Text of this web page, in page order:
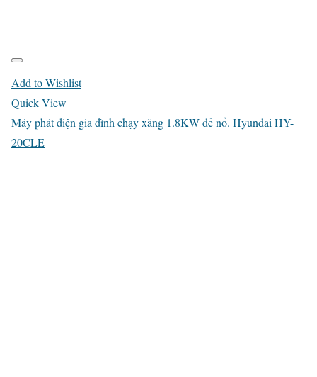
Add to Wishlist
Quick View
Máy phát điện gia đình chạy xăng 1.8KW đề nổ. Hyundai HY-
20CLE